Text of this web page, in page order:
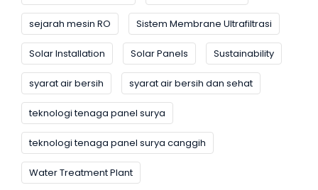
sejarah mesin RO Sistem Membrane Ultrafiltrasi
Solar Installation Solar Panels Sustainability
syarat air bersih syarat air bersih dan sehat
teknologi tenaga panel surya
teknologi tenaga panel surya canggih
Water Treatment Plant